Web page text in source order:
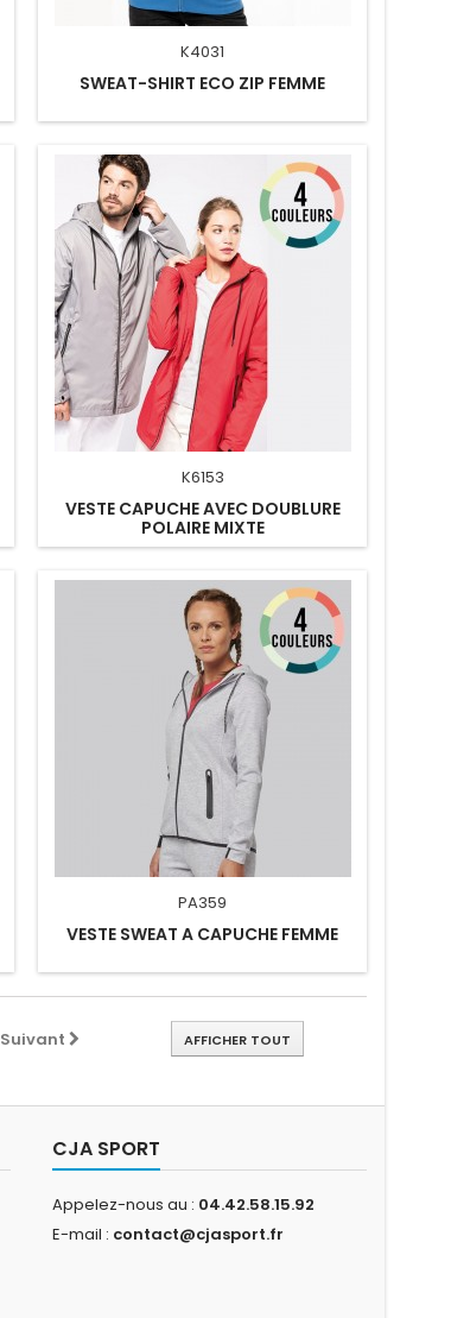
K4031
SWEAT-SHIRT ECO ZIP FEMME
K6153
VESTE CAPUCHE AVEC DOUBLURE
POLAIRE MIXTE
PA359
VESTE SWEAT A CAPUCHE FEMME
AFFICHER TOUT
Suivant
CJA SPORT
Appelez-nous au : 04.42.58.15.92
E-mail : contact@cjasport.fr